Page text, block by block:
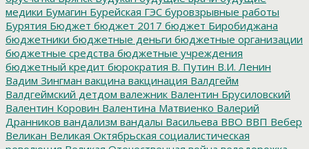
медики Бумагин Бурейская ГЭС буровзрывные работы
Бурятия Бюджет бюджет 2017 бюджет Биробиджана
бюджетники бюджетные деньги бюджетные организации
бюджетные средства бюджетные учреждения
бюджетный кредит бюрократия В. Путин В.И. Ленин
Вадим Зингман вакцина вакцинация Валдгейм
Валдгеймский детдом валежник Валентин Брусиловский
Валентин Коровин Валентина Матвиенко Валерий
Дранников вандализм вандалы Васильева ВВО ВВП Вебер
Великан Великая Октябрьская социалистическая